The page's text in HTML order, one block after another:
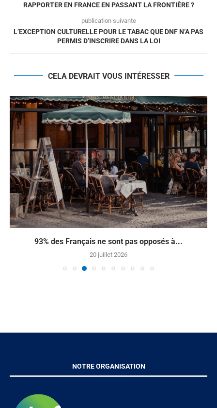
RAPPORTER EN FRANCE EN PASSANT LA FRONTIÈRE ?
publication suivante
L’EXCEPTION CULTURELLE POUR LE TABAC QUE DNF N’A PAS
PERMIS D’INSCRIRE DANS LA LOI
CELA DEVRAIT VOUS INTÉRESSER
À quelques jours de la Journée mondiale sans...
28 mai 2026
NOTRE ORGANISATION